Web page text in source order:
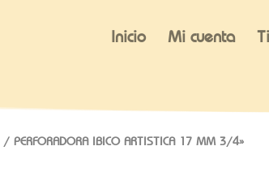
Inicio Mi cuenta
PERFORADORA IBICO ARTISTICA 17 MM 3/4»